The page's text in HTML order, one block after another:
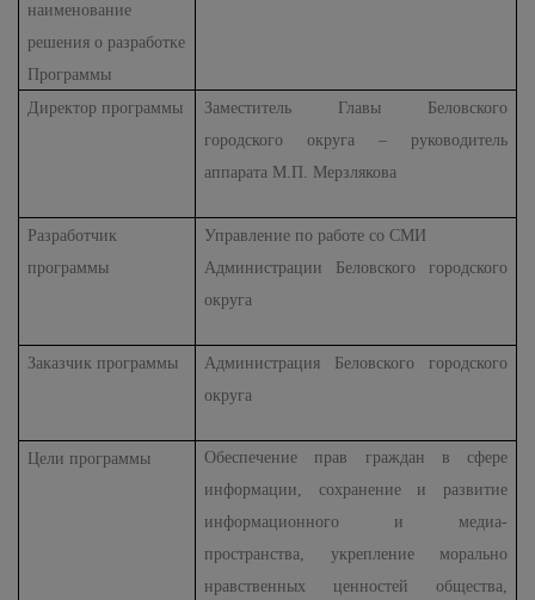
наименование
решения о разработке
Программы
Директор программы
Заместитель Главы Беловского
городского округа – руководитель
аппарата М.П. Мерзлякова
Разработчик
программы
Управление по работе со СМИ
Администрации Беловского городского
округа
Заказчик программы
Администрация Беловского городского
округа
Цели программы
Обеспечение прав граждан в сфере
информации, сохранение и развитие
информационного и медиа-
пространства, укрепление морально
нравственных ценностей общества,